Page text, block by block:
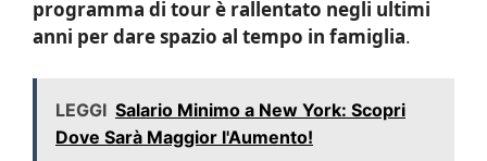
programma di tour è rallentato negli ultimi
anni per dare spazio al tempo in famiglia.
LEGGI Salario Minimo a New York: Scopri
Dove Sarà Maggior l'Aumento!